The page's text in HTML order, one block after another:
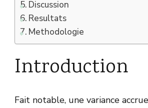
Discussion
Resultats
Methodologie
Introduction
Fait notable, une variance